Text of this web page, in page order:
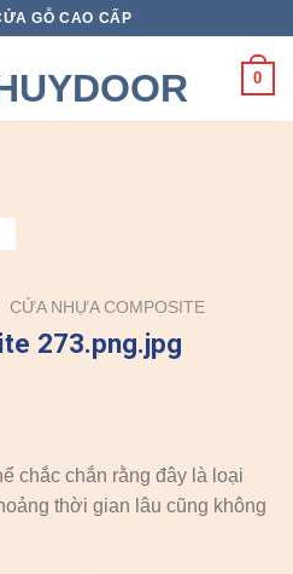
GỖ CAO CẤP
0
CỬA NHỰA COMPOSITE
273.png.jpg
chắc chắn rằng đây là loại
thời gian lâu cũng không